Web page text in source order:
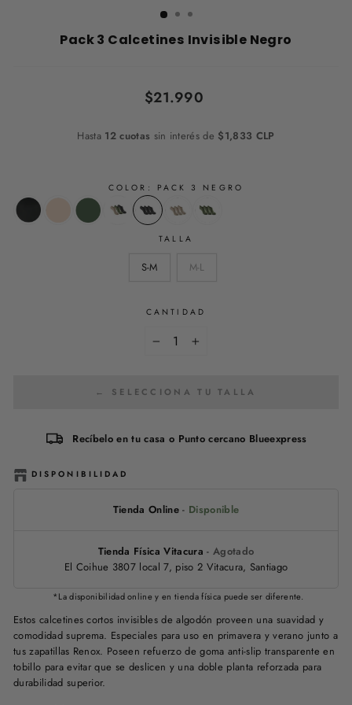
Pack 3 Calcetines Invisible Negro
Precio
habitual
$21.990
Hasta 12 cuotas sin interés de $1,833 CLP
COLOR: PACK 3 NEGRO
TALLA
S-M M-L
CANTIDAD
+
← SELECCIONA TU TALLA
Recíbelo en tu casa o Punto cercano Blueexpress
DISPONIBILIDAD
Tienda Online- Disponible
Tienda Física Vitacura - Agotado
El Coihue 3807 local 7, piso 2 Vitacura, Santiago
*La disponibilidad online y en tienda física puede ser diferente.
Estos calcetines cortos invisibles de algodón proveen una suavidad y
comodidad suprema. Especiales para uso en primavera y verano junto a
tus zapatillas Renox. Poseen refuerzo de goma anti-slip transparente en
tobillo para evitar que se deslicen y una doble planta reforzada para
durabilidad superior.